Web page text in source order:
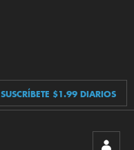
SUSCRÍBETE $1.99 DIARIOS